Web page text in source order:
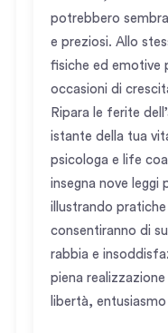
potrebbero
e preziosi. Allo
fisiche ed emotive
occasioni di
Ripara le ferite
istante della tua
psicologa e life
insegna nove leggi
illustrando
consentiranno di
rabbia e
piena
libertà,